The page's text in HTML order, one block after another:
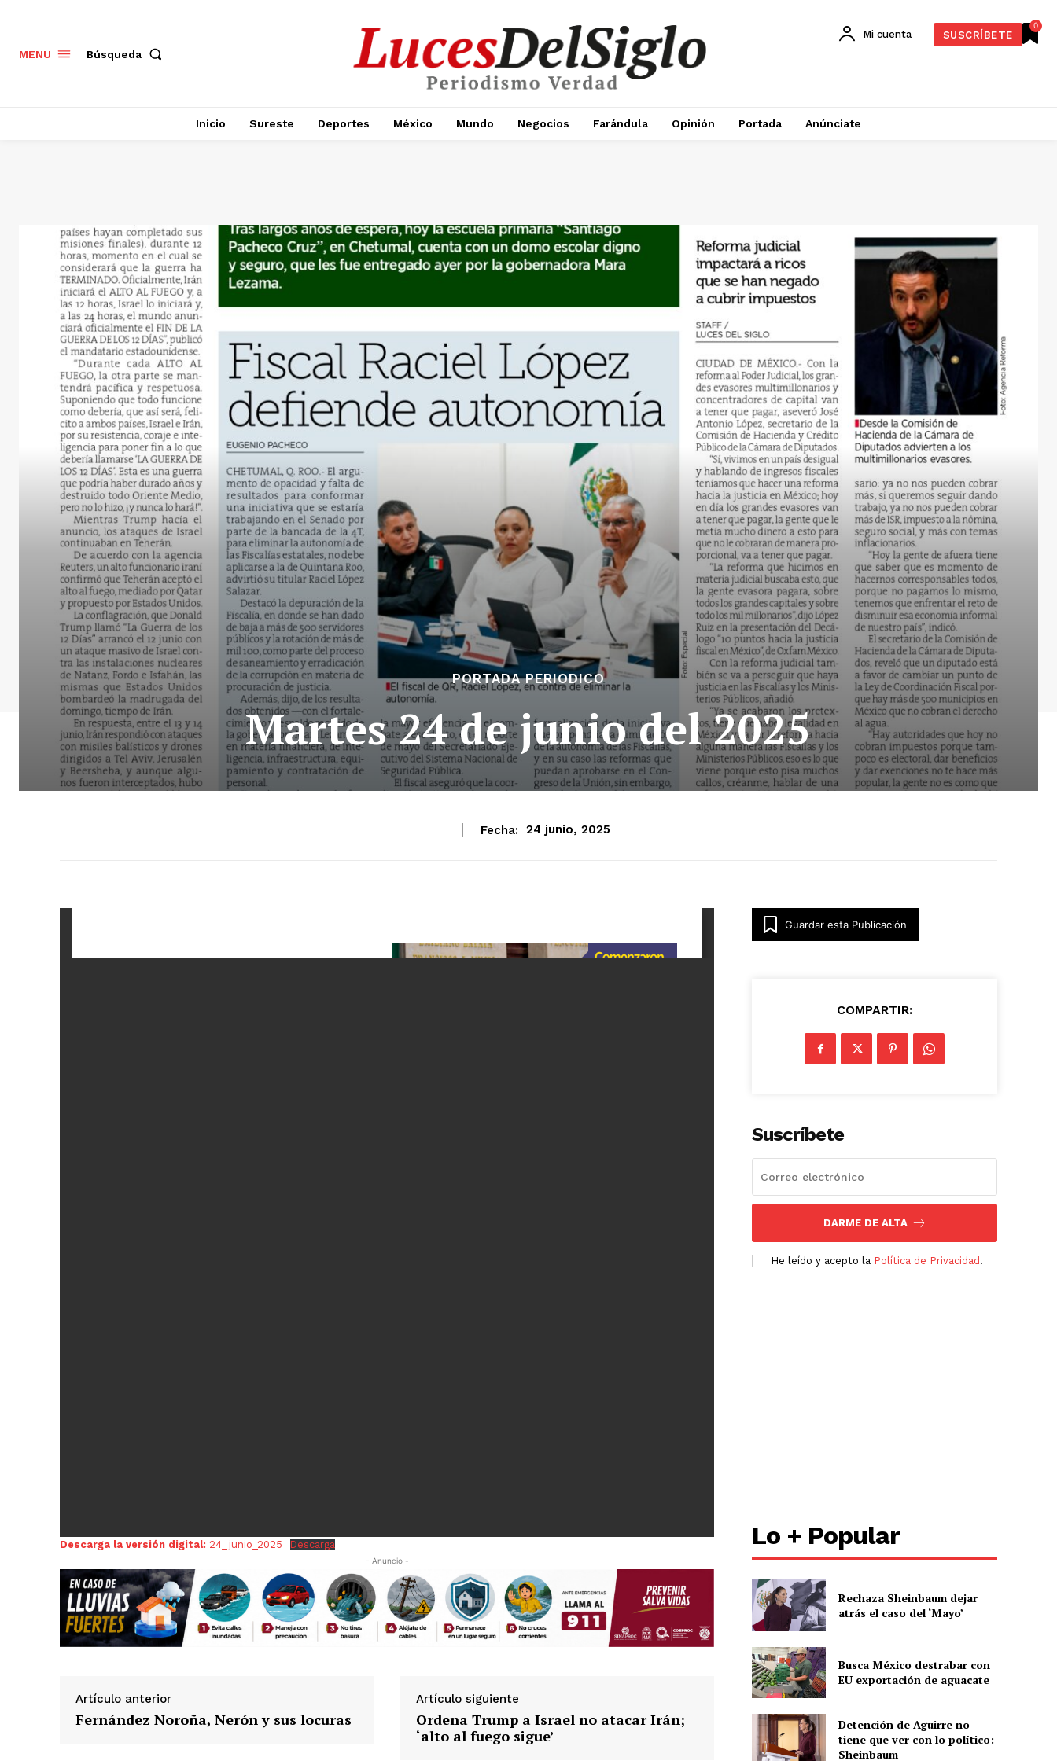
Luces
Nosotros
Contacto
MENU Búsqueda
0
Mi cuenta SUSCRÍBETE
Inicio Sureste Deportes México Mundo Negocios Farándula Opinión Portada Anúnciate
PORTADA PERIODICO
Martes 24 de junio del 2025
Fecha: 24 junio, 2025
Descarga la versión digital: 24_junio_2025 Descarga
- Anuncio -
Artículo anterior
Fernández Noroña, Nerón y sus locuras
Artículo siguiente
Ordena Trump a Israel no atacar Irán;
‘alto al fuego sigue’
Guardar esta Publicación
COMPARTIR:
Suscríbete
DARME DE ALTA
He leído y acepto la Política de Privacidad .
Lo + Popular
Rechaza Sheinbaum dejar
atrás el caso del ‘Mayo’
Busca México destrabar con
EU exportación de aguacate
Detención de Aguirre no
tiene que ver con lo político:
Sheinbaum